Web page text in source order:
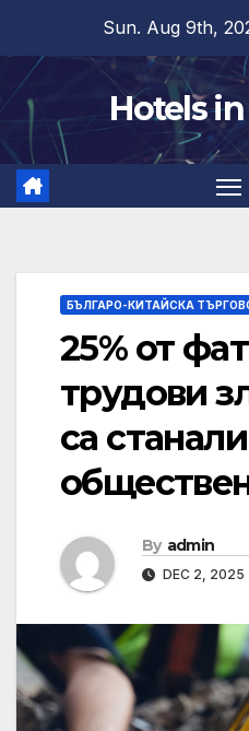
content
Sun. Aug 9th,
Hotels
БЪЛГАРО-КИТАЙСКА
25% от
трудови
са
By admin
DEC 2, 2025